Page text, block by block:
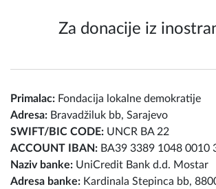
Za donacije iz
Primalac: Fondacija lokalne demokratije
Adresa: Bravadžiluk bb, Sarajevo
SWIFT/BIC CODE: UNCR BA 22
ACCOUNT IBAN: BA39 3389 1048 0010
Naziv banke: UniCredit Bank d.d. Mostar
Adresa banke: Kardinala Stepinca bb,